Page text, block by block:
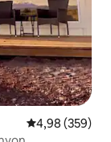
4,98 de uma
4,98 (359)